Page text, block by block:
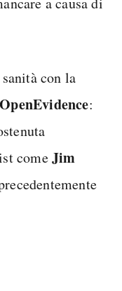
con la
OpenEvidence:
comeJim